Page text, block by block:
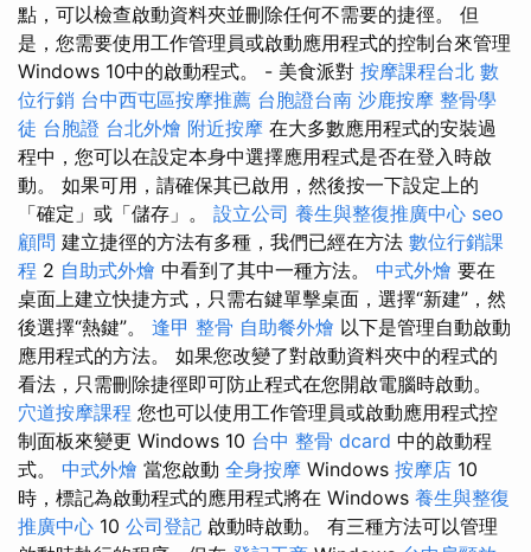
點，可以檢查啟動資料夾並刪除任何不需要的捷徑。 但
是，您需要使用工作管理員或啟動應用程式的控制台來管理
Windows 10中的啟動程式。 - 美食派對 按摩課程台北 數
位行銷 台中西屯區按摩推薦 台胞證台南 沙鹿按摩 整骨學
徒 台胞證 台北外燴 附近按摩 在大多數應用程式的安裝過
程中，您可以在設定本身中選擇應用程式是否在登入時啟
動。 如果可用，請確保其已啟用，然後按一下設定上的
「確定」或「儲存」。 設立公司 養生與整復推廣中心 seo
顧問 建立捷徑的方法有多種，我們已經在方法 數位行銷課
程 2 自助式外燴 中看到了其中一種方法。 中式外燴 要在
桌面上建立快捷方式，只需右鍵單擊桌面，選擇“新建”，然
後選擇“熱鍵”。 逢甲 整骨 自助餐外燴 以下是管理自動啟動
應用程式的方法。 如果您改變了對啟動資料夾中的程式的
看法，只需刪除捷徑即可防止程式在您開啟電腦時啟動。
穴道按摩課程 您也可以使用工作管理員或啟動應用程式控
制面板來變更 Windows 10 台中 整骨 dcard 中的啟動程
式。 中式外燴 當您啟動 全身按摩 Windows 按摩店 10
時，標記為啟動程式的應用程式將在 Windows 養生與整復
推廣中心 10 公司登記 啟動時啟動。 有三種方法可以管理